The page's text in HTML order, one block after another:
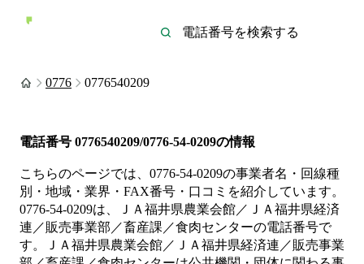
0776 0776540209
電話番号 0776540209/0776-54-0209の情報
こちらのページでは、 0776-54-0209の事業者名・回線種
別・地域・業界・FAX番号・口コミを紹介しています。
0776-54-0209は、
ＪＡ福井県農業会館／ＪＡ福井県経済
連／販売事業部／畜産課／食肉センターの電話番号で
す。
ＪＡ福井県農業会館／ＪＡ福井県経済連／販売事業